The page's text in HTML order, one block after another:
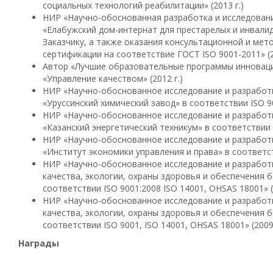
социальных технологий реабилитации» (2013 г.)
НИР «Научно-обоснованная разработка и
«Елабужский дом-интернат для престарелых и
Заказчику, а также оказания консультационной и
сертификации на соответствие ГОСТ ISO 9001-2011»
Автор «Лучшие образовательные программы
«Управление качеством» (2012 г.)
НИР «Научно-обоснованное исследование и
«Уруссинский химический завод» в соответствии ISO
НИР «Научно-обоснованное исследование и
«Казанский энергетический техникум» в
НИР «Научно-обоснованное исследование и
«Институт экономики управления и права» в
НИР «Научно-обоснованное исследование и
качества, экологии, охраны здоровья и обеспечения
соответствии ISO 9001:2008 ISO 14001, OHSAS 18001»
НИР «Научно-обоснованное исследование и
качества, экологии, охраны здоровья и
соответствии ISO 9001, ISO 14001, OHSAS 18001»
Награды